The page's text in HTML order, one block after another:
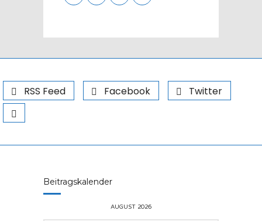
RSS Feed Facebook Twitter
Beitragskalender
AUGUST 2026